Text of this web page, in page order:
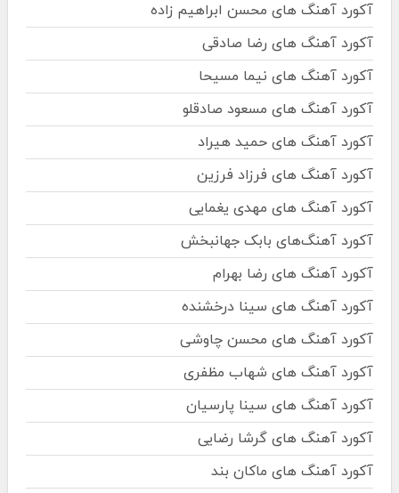
آکورد آهنگ های محسن ابراهیم زاده
آکورد آهنگ های رضا صادقی
آکورد آهنگ های نیما مسیحا
آکورد آهنگ های مسعود صادقلو
آکورد آهنگ های حمید هیراد
آکورد آهنگ های فرزاد فرزین
آکورد آهنگ های مهدی یغمایی
آکورد آهنگ‌های بابک جهانبخش
آکورد آهنگ های رضا بهرام
آکورد آهنگ های سینا درخشنده
آکورد آهنگ های محسن چاوشی
آکورد آهنگ های شهاب مظفری
آکورد آهنگ های سینا پارسیان
آکورد آهنگ های گرشا رضایی
آکورد آهنگ های ماکان بند